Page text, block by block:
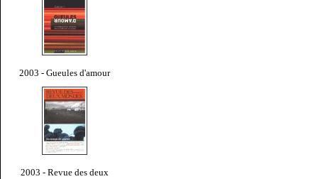
2003 - Gueules d'amour
2003 - Revue des deux